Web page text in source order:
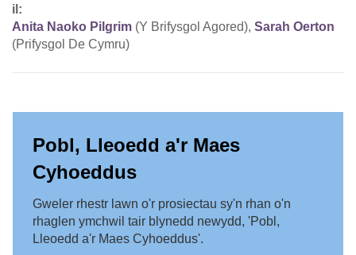
il:
Anita Naoko Pilgrim (Y Brifysgol Agored), Sarah Oerton
(Prifysgol De Cymru)
Pobl, Lleoedd a'r Maes
Cyhoeddus
Gweler rhestr lawn o'r prosiectau sy'n rhan o'n
rhaglen ymchwil tair blynedd newydd, 'Pobl,
Lleoedd a'r Maes Cyhoeddus'.